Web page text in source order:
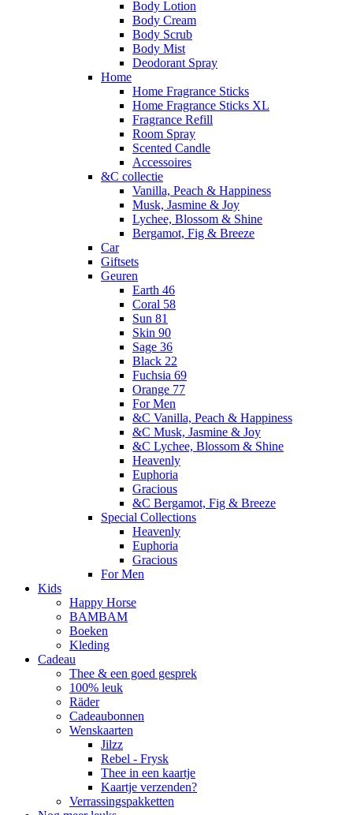
Body Lotion
Body Cream
Body Scrub
Body Mist
Deodorant Spray
Home
Home Fragrance Sticks
Home Fragrance Sticks XL
Fragrance Refill
Room Spray
Scented Candle
Accessoires
&C collectie
Vanilla, Peach & Happiness
Musk, Jasmine & Joy
Lychee, Blossom & Shine
Bergamot, Fig & Breeze
Car
Giftsets
Geuren
Earth 46
Coral 58
Sun 81
Skin 90
Sage 36
Black 22
Fuchsia 69
Orange 77
For Men
&C Vanilla, Peach & Happiness
&C Musk, Jasmine & Joy
&C Lychee, Blossom & Shine
Heavenly
Euphoria
Gracious
&C Bergamot, Fig & Breeze
Special Collections
Heavenly
Euphoria
Gracious
For Men
Kids
Happy Horse
BAMBAM
Boeken
Kleding
Cadeau
Thee & een goed gesprek
100% leuk
Räder
Cadeaubonnen
Wenskaarten
Jilzz
Rebel - Frysk
Thee in een kaartje
Kaartje verzenden?
Verrassingspakketten